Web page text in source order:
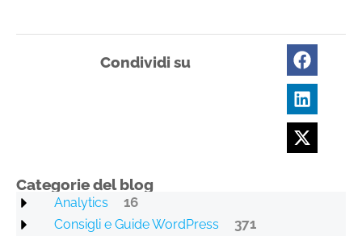
Condividi su
Categorie del blog
Analytics 16
Consigli e Guide WordPress 371